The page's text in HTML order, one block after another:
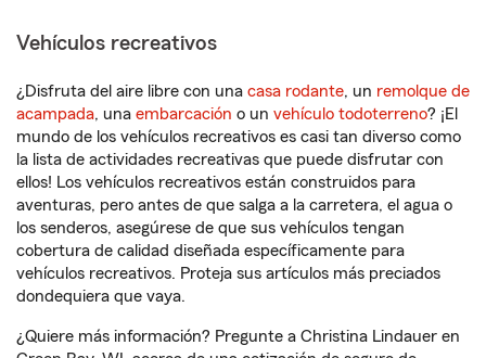
Vehículos recreativos
¿Disfruta del aire libre con una casa rodante, un remolque de
acampada, una embarcación o un vehículo todoterreno? ¡El
mundo de los vehículos recreativos es casi tan diverso como
la lista de actividades recreativas que puede disfrutar con
ellos! Los vehículos recreativos están construidos para
aventuras, pero antes de que salga a la carretera, el agua o
los senderos, asegúrese de que sus vehículos tengan
cobertura de calidad diseñada específicamente para
vehículos recreativos. Proteja sus artículos más preciados
dondequiera que vaya.
¿Quiere más información? Pregunte a Christina Lindauer en